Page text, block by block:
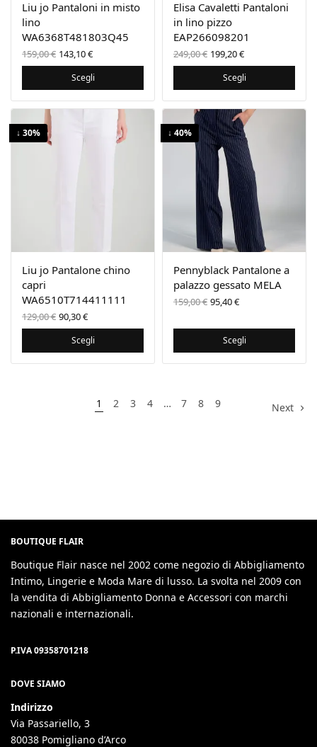
Liu jo Pantaloni in misto
lino
WA6368T481803Q45
159,00€ Il prezzo
originale
era:
159,00 €.
143,10€Il prezzo
attuale
è:
143,10 €.
Scegli
Elisa Cavaletti Pantaloni
in lino pizzo
EAP266098201
249,00€ Il prezzo
originale
era:
249,00 €.
199,20€Il prezzo
attuale
è:
199,20 €.
Scegli
↓ 30%
Liu jo Pantalone chino
capri
WA6510T714411111
129,00€ Il prezzo
originale
era:
129,00 €.
90,30€Il
prezzo
attuale
è:
90,30 €.
Scegli
↓ 40%
Pennyblack Pantalone a
palazzo gessato MELA
159,00€ Il prezzo
originale
159,00 €.
95,40€Il
è:
95,40 €.
Scegli
1 2 3 4 … 7 8 9 Next
BOUTIQUE FLAIR
Boutique Flair nasce nel 2002 come negozio di Abbigliamento
Intimo, Lingerie e Moda Mare di lusso. La svolta nel 2009 con
la vendita di Abbigliamento Donna e Accessori con marchi
nazionali e internazionali.
P.IVA 09358701218
DOVE SIAMO
Indirizzo
Via Passariello, 3
80038 Pomigliano d’Arco